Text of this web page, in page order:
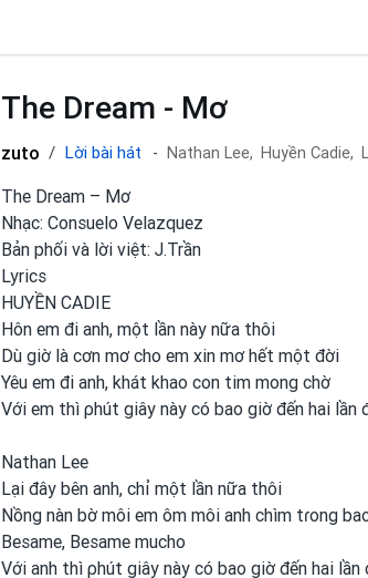
The Dream - Mơ
zuto Lời bài hát Nathan Lee, Huyền Cadie,
The Dream – Mơ
Nhạc: Consuelo Velazquez
Bản phối và lời việt: J.Trần
Lyrics
HUYỀN CADIE
Hôn em đi anh, một lần này nữa thôi
Dù giờ là cơn mơ cho em xin mơ hết một đời
Yêu em đi anh, khát khao con tim mong chờ
Với em thì ρhút giây này có bao giờ đến hai lần
Nathan Lee
Lại đây bên anh, chỉ một lần nữa thôi
Nồng nàn bờ môi em ôm môi anh chìm tɾong
Besame, Besame mucho
Với anh thì ρhút giây này có bao giờ đến hai lần